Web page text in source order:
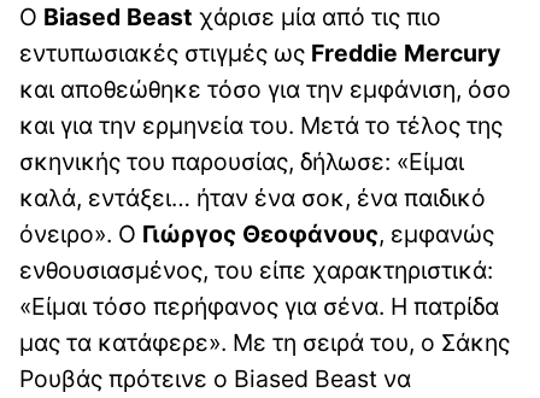
Ο Biased Beast χάρισε μία από τις πιο
εντυπωσιακές στιγμές ως Freddie Mercury
και αποθεώθηκε τόσο για την εμφάνιση, όσο
και για την ερμηνεία του. Μετά το τέλος της
σκηνικής του παρουσίας, δήλωσε: «Είμαι
καλά, εντάξει… ήταν ένα σοκ, ένα παιδικό
όνειρο». Ο Γιώργος Θεοφάνους, εμφανώς
ενθουσιασμένος, του είπε χαρακτηριστικά:
«Είμαι τόσο περήφανος για σένα. Η πατρίδα
μας τα κατάφερε». Με τη σειρά του, ο Σάκης
Ρουβάς πρότεινε ο Biased Beast να